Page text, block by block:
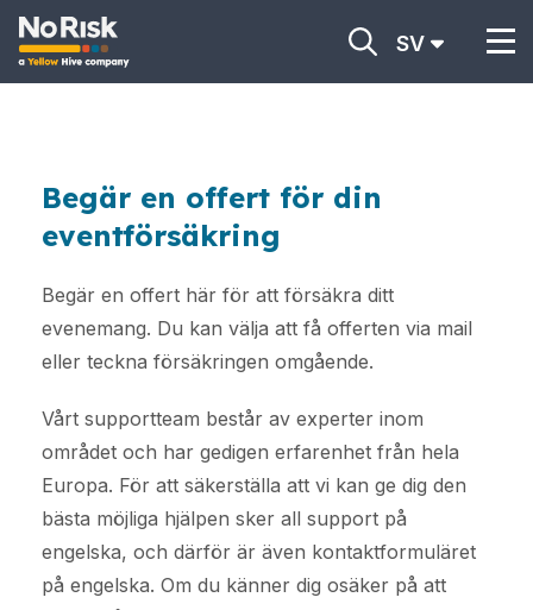
SV
Begär en offert för din
eventförsäkring
Begär en offert här för att försäkra ditt
evenemang. Du kan välja att få offerten via mail
eller teckna försäkringen omgående.
Vårt supportteam består av experter inom
området och har gedigen erfarenhet från hela
Europa. För att säkerställa att vi kan ge dig den
bästa möjliga hjälpen sker all support på
engelska, och därför är även kontaktformuläret
på engelska. Om du känner dig osäker på att